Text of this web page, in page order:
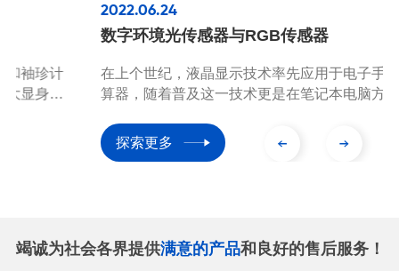
2022.06.24
数字环境光传感器与RGB传感器
在上个世纪，液晶显示技术率先应用于电子手表和袖珍计
算器，随着普及这一技术更是在笔记本电脑方面大显身
别是智能电视、8K电视的出现，前景光明。另外，PC
机、平板电脑、智能手机、智能家居电器等消费性产品，
探索更多
竭诚为社会各界提供满意的产品和良好的售后服务！